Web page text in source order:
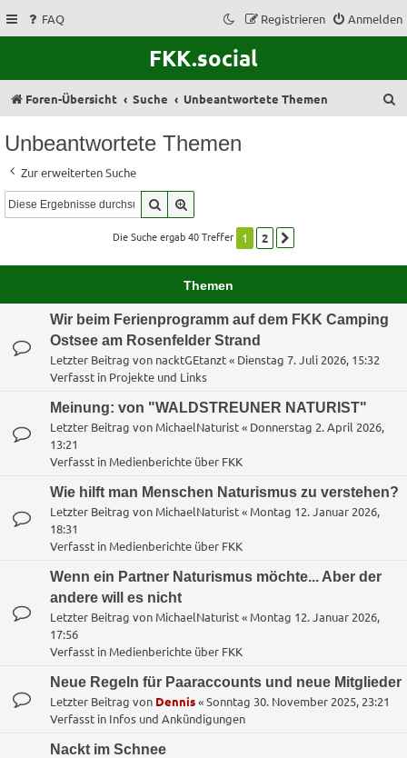
FAQ Anmelden
Registrieren
FKK.social
Foren-Übersicht Suche Unbeantwortete Themen
Unbeantwortete Themen
Zur erweiterten Suche
Suche
Die Suche ergab 40 Treffer 1 2
Themen
Wir beim Ferienprogramm auf dem FKK Camping
Ostsee am Rosenfelder Strand
Letzter Beitrag von nacktGEtanzt« Dienstag 7. Juli 2026, 15:32
Verfasst in Projekte und Links
Meinung: von "WALDSTREUNER NATURIST"
Letzter Beitrag von MichaelNaturist« Donnerstag 2. April 2026,
13:21
Verfasst in Medienberichte über FKK
Wie hilft man Menschen Naturismus zu verstehen?
Letzter Beitrag von MichaelNaturist« Montag 12. Januar 2026,
18:31
Verfasst in Medienberichte über FKK
Wenn ein Partner Naturismus möchte... Aber der
andere will es nicht
Letzter Beitrag von MichaelNaturist« Montag 12. Januar 2026,
17:56
Verfasst in Medienberichte über FKK
Neue Regeln für Paaraccounts und neue Mitglieder
Letzter Beitrag von Dennis«Sonntag 30. November 2025, 23:21
Verfasst in Infos und Ankündigungen
Nackt im Schnee